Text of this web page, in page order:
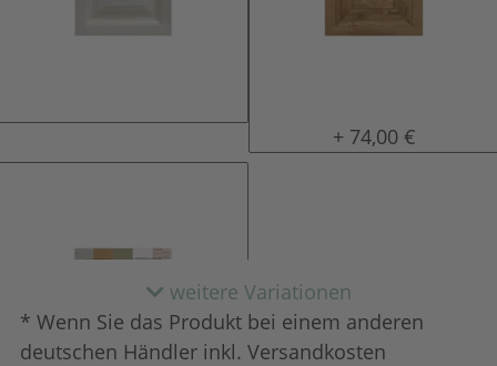
gewachst
+ 74,00 €
weitere Variationen
* Wenn Sie das Produkt bei einem anderen
deutschen Händler inkl. Versandkosten